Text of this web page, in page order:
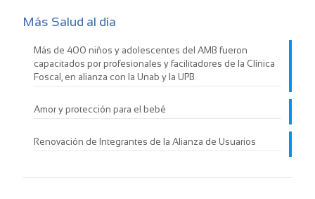
Más Salud al día
Más de 400 niños y adolescentes del AMB fueron
capacitados por profesionales y facilitadores de la Clínica
Foscal, en alianza con la Unab y la UPB
Amor y protección para el bebé
Renovación de Integrantes de la Alianza de Usuarios